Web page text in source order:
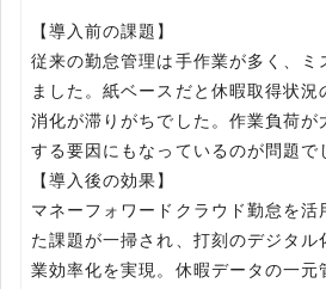
【導入前の課題】
従来の勤怠管理は手作業が多く、ミ
ました。紙ベースだと休暇取得状
消化が滞りがちでした。作業負荷が
する要因にもなっているのが問題で
【導入後の効果】
マネーフォワードクラウド勤怠を活
た課題が一掃され、打刻のデジタル
業効率化を実現。休暇データの一元